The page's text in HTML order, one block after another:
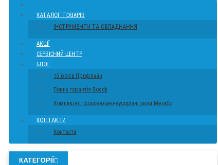
КАТАЛОГ ТОВАРІВ
ІНСТРУМЕНТИ ТА ОБЛАДНАННЯ
АКЦІЇ
СЕРВІСНИЙ ЦЕНТР
БЛОГ
15 років Профлайн
Повна гарантія Bosch
Компактні торцювально-вусорізні пили Метабо
КОНТАКТИ
Контакти
КАТЕГОРІЇ